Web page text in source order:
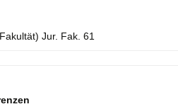
Jur. Fak. 61